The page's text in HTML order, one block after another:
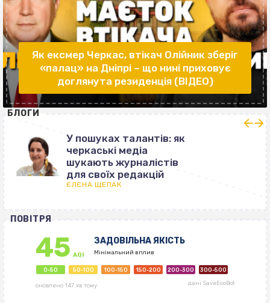
Як ексмер Черкас, втікач Олійник зберіг
«палац» на Дніпрі – що нині приховує
доглянута резиденція (ВІДЕО)
БЛОГИ
ЄЛЄНА ЩЕПАК
У пошуках талантів: як
черкаські медіа
шукають журналістів
для своїх редакцій
ПОВІТРЯ